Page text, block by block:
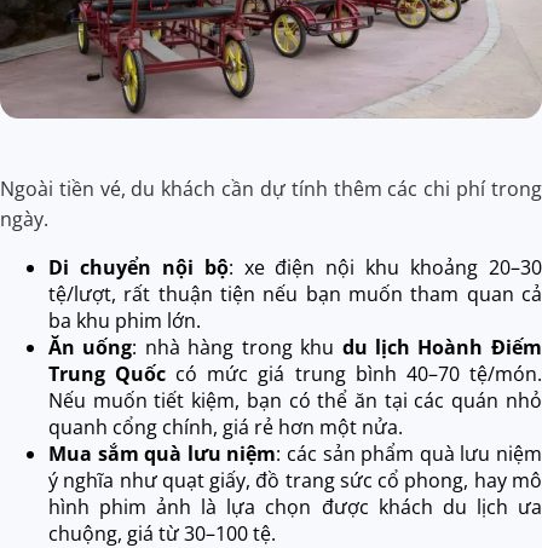
Ngoài tiền vé, du khách cần dự tính thêm các chi phí trong
ngày.
Di chuyển nội bộ: xe điện nội khu khoảng 20–30
tệ/lượt, rất thuận tiện nếu bạn muốn tham quan cả
ba khu phim lớn.
Ăn uống: nhà hàng trong khu du lịch Hoành Điếm
Trung Quốc có mức giá trung bình 40–70 tệ/món.
Nếu muốn tiết kiệm, bạn có thể ăn tại các quán nhỏ
quanh cổng chính, giá rẻ hơn một nửa.
Mua sắm quà lưu niệm: các sản phẩm quà lưu niệm
ý nghĩa như quạt giấy, đồ trang sức cổ phong, hay mô
hình phim ảnh là lựa chọn được khách du lịch ưa
chuộng, giá từ 30–100 tệ.